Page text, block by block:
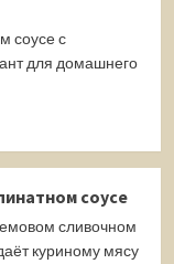
соусе с
для домашнего
соусе
сливочном
куриному мясу